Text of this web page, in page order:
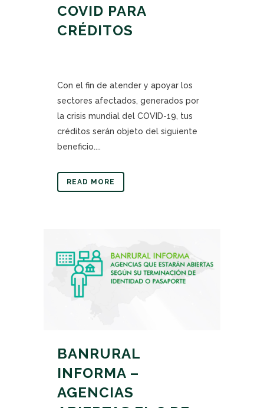
COVID PARA
CRÉDITOS
Con el fin de atender y apoyar los
sectores afectados, generados por
la crisis mundial del COVID-19, tus
créditos serán objeto del siguiente
beneficio....
READ MORE
BANRURAL
INFORMA –
AGENCIAS